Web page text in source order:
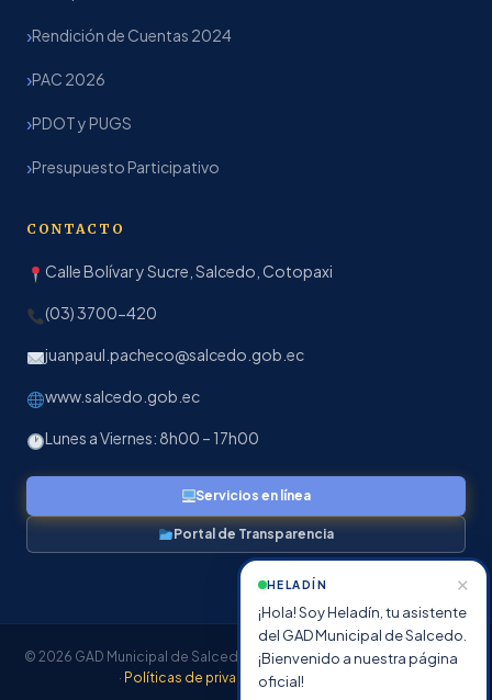
Rendición de Cuentas 2024
PAC 2026
PDOT y PUGS
Presupuesto Participativo
CONTACTO
Calle Bolívar y Sucre, Salcedo, Cotopaxi
(03) 3700-420
juanpaul.pacheco@salcedo.gob.ec
www.salcedo.gob.ec
Lunes a Viernes: 8h00 – 17h00
Servicios en línea
Portal de Transparencia
© 2026 GAD Municipal de Salcedo · Todos los derechos reservados
· Políticas de privacidad·Transparencia
HELADÍN ✕
¡Hola! Soy Heladín, tu asistente
del GAD Municipal de Salcedo.
¡Bienvenido a nuestra página
oficial!